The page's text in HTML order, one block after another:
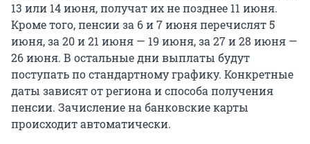
13 или 14 июня, получат их не позднее 11 июня.
Кроме того, пенсии за 6 и 7 июня перечислят 5
июня, за 20 и 21 июня — 19 июня, за 27 и 28 июня —
26 июня. В остальные дни выплаты будут
поступать по стандартному графику. Конкретные
даты зависят от региона и способа получения
пенсии. Зачисление на банковские карты
происходит автоматически.